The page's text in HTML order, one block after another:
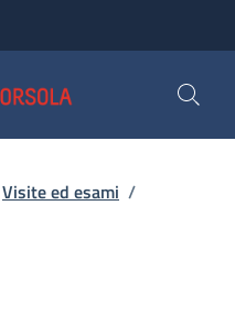
Visite ed esami /